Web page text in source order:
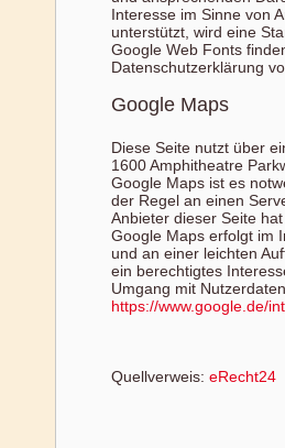
Interesse im Sinne von
unterstützt, wird eine
Google Web Fonts
Datenschutzerklärung
Google Maps
Diese Seite nutzt über
1600 Amphitheatre
Google Maps ist es
der Regel an einen
Anbieter dieser Seite
Google Maps erfolgt im
und an einer leichten
ein berechtigtes
Umgang mit
https://www.google.de/
Quellverweis: eRecht24